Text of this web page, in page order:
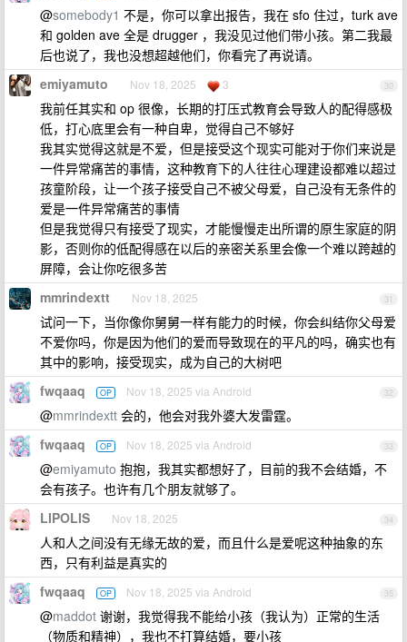
@somebody1 不是，你可以拿出报告，我在 sfo 住过，turk ave
和 golden ave 全是 drugger ，我没见过他们带小孩。第二我最
后也说了，我也没想超越他们，你看完了再说请。
30
emiyamuto Nov 18, 2025 3
我前任其实和 op 很像，长期的打压式教育会导致人的配得感极
低，打心底里会有一种自卑，觉得自己不够好
我其实觉得这就是不爱，但是接受这个现实可能对于你们来说是
一件异常痛苦的事情，这种教育下的人往往心理建设都难以超过
孩童阶段，让一个孩子接受自己不被父母爱，自己没有无条件的
爱是一件异常痛苦的事情
但是我觉得只有接受了现实，才能慢慢走出所谓的原生家庭的阴
影，否则你的低配得感在以后的亲密关系里会像一个难以跨越的
屏障，会让你吃很多苦
31
mmrindextt Nov 18, 2025
试问一下，当你像你舅舅一样有能力的时候，你会纠结你父母爱
不爱你吗，你是因为他们的爱而导致现在的平凡的吗，确实也有
其中的影响，接受现实，成为自己的大树吧
32
fwqaaq OP Nov 18, 2025 via Android
@mmrindextt 会的，他会对我外婆大发雷霆。
33
fwqaaq OP Nov 18, 2025 via Android
@emiyamuto 抱抱，我其实都想好了，目前的我不会结婚，不
会有孩子。也许有几个朋友就够了。
34
LIPOLIS Nov 18, 2025
人和人之间没有无缘无故的爱，而且什么是爱呢这种抽象的东
西，只有利益是真实的
35
fwqaaq OP Nov 18, 2025 via Android
@maddot 谢谢，我觉得我不能给小孩（我认为）正常的生活
（物质和精神），我也不打算结婚，要小孩